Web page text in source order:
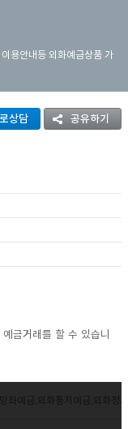
용안내등 외화예금상품 가
상담 공유하기
금거래를 할 수 있습니
좌예금,외화통지예금,외화정